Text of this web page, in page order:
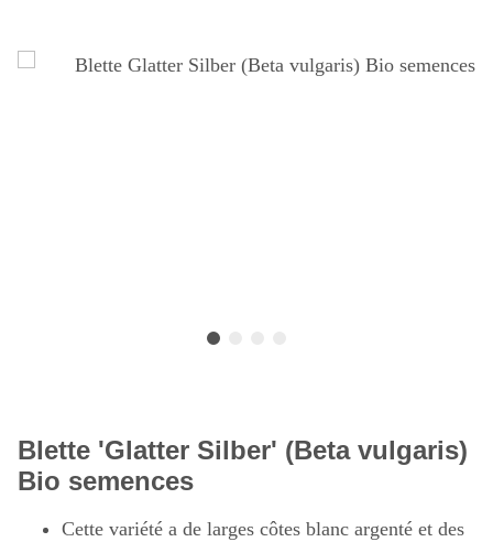
Blette 'Glatter Silber' (Beta vulgaris)
Bio semences
Cette variété a de larges côtes blanc argenté et des